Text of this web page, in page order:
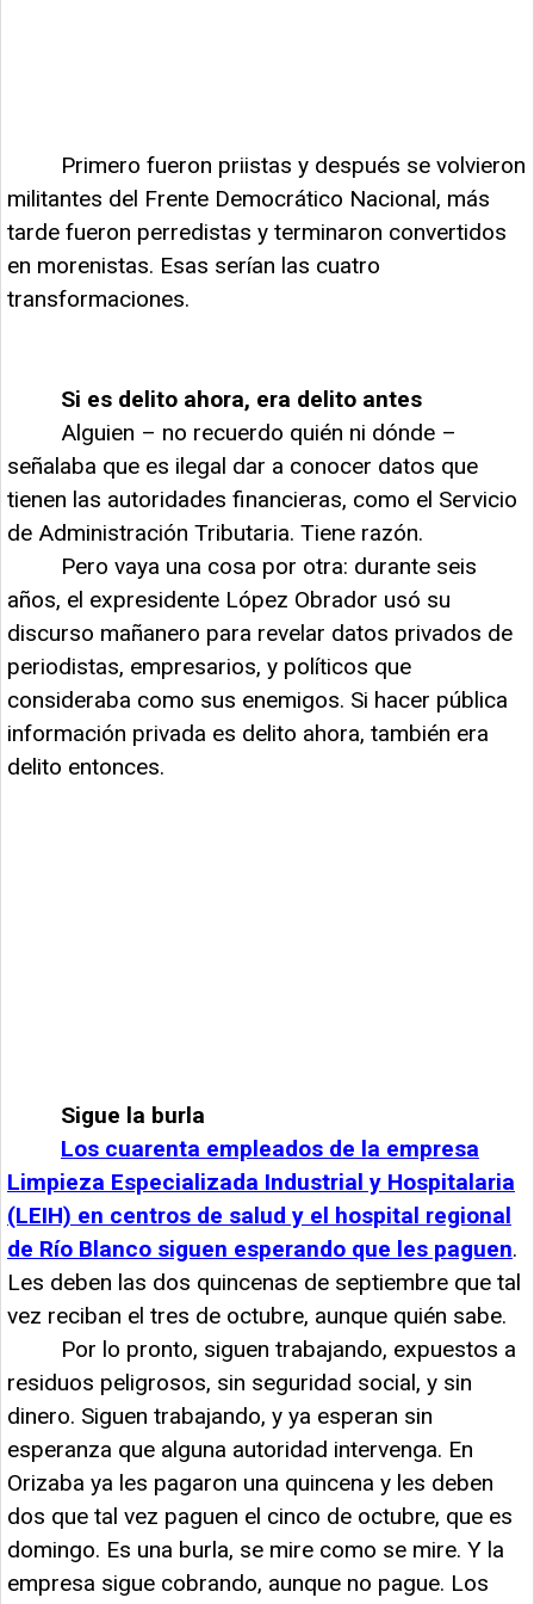
Primero fueron priistas y después se volvieron
militantes del Frente Democrático Nacional, más
tarde fueron perredistas y terminaron convertidos
en morenistas. Esas serían las cuatro
transformaciones.
Si es delito ahora, era delito antes
Alguien – no recuerdo quién ni dónde –
señalaba que es ilegal dar a conocer datos que
tienen las autoridades financieras, como el Servicio
de Administración Tributaria. Tiene razón.
Pero vaya una cosa por otra: durante seis
años, el expresidente López Obrador usó su
discurso mañanero para revelar datos privados de
periodistas, empresarios, y políticos que
consideraba como sus enemigos. Si hacer pública
información privada es delito ahora, también era
delito entonces.
Sigue la burla
Los cuarenta empleados de la empresa
Limpieza Especializada Industrial y Hospitalaria
(LEIH) en centros de salud y el hospital regional
de Río Blanco siguen esperando que les paguen.
Les deben las dos quincenas de septiembre que tal
vez reciban el tres de octubre, aunque quién sabe.
Por lo pronto, siguen trabajando, expuestos a
residuos peligrosos, sin seguridad social, y sin
dinero. Siguen trabajando, y ya esperan sin
esperanza que alguna autoridad intervenga. En
Orizaba ya les pagaron una quincena y les deben
dos que tal vez paguen el cinco de octubre, que es
domingo. Es una burla, se mire como se mire. Y la
empresa sigue cobrando, aunque no pague. Los